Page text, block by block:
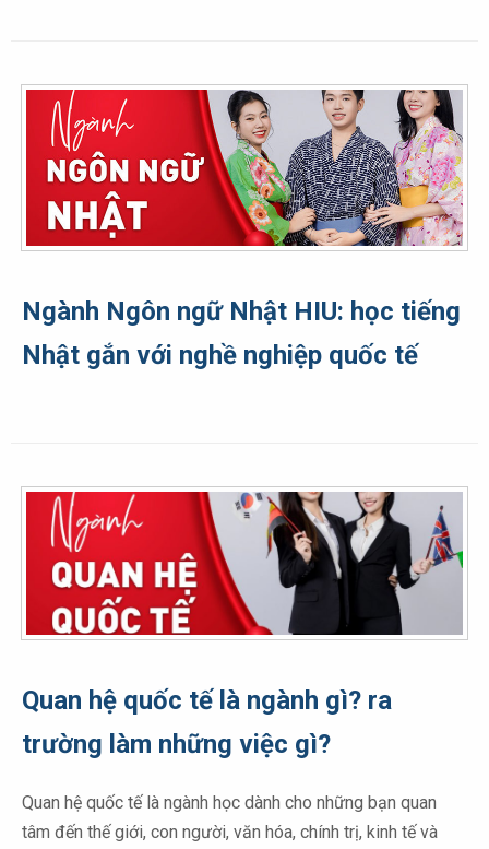
Ngành Ngôn ngữ Nhật HIU: học tiếng
Nhật gắn với nghề nghiệp quốc tế
Quan hệ quốc tế là ngành gì? ra
trường làm những việc gì?
Quan hệ quốc tế là ngành học dành cho những bạn quan
tâm đến thế giới, con người, văn hóa, chính trị, kinh tế và